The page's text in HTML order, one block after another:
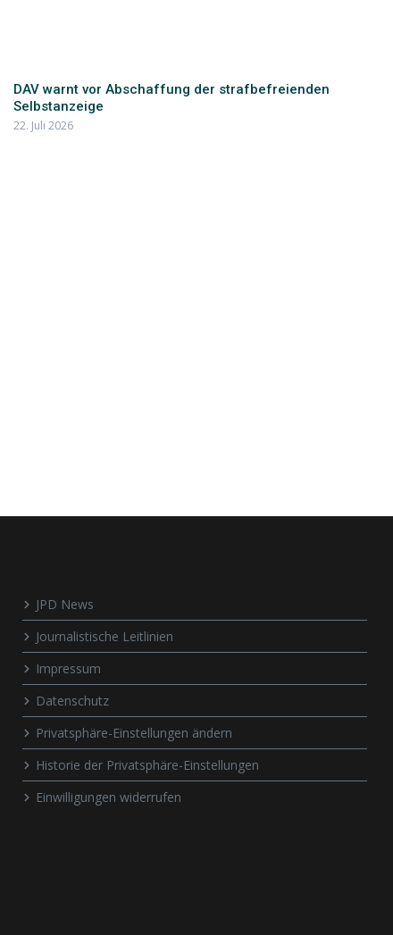
DAV warnt vor Abschaffung der strafbefreienden
Selbstanzeige
22. Juli 2026
JPD News
Journalistische Leitlinien
Impressum
Datenschutz
Privatsphäre-Einstellungen ändern
Historie der Privatsphäre-Einstellungen
Einwilligungen widerrufen